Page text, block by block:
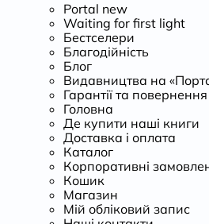
Portal new
Waiting for first light
Бестселери
Благодійність
Блог
Видавництва на
Гарантії та повернення
Головна
Де купити наші книги
Доставка і оплата
Каталог
Корпоративні
Кошик
Магазин
Мій обліковий запис